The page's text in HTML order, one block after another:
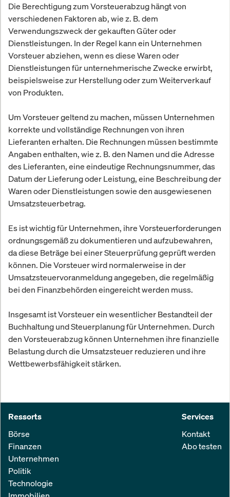
Die Berechtigung zum Vorsteuerabzug hängt von
verschiedenen Faktoren ab, wie z. B. dem
Verwendungszweck der gekauften Güter oder
Dienstleistungen. In der Regel kann ein Unternehmen
Vorsteuer abziehen, wenn es diese Waren oder
Dienstleistungen für unternehmerische Zwecke erwirbt,
beispielsweise zur Herstellung oder zum Weiterverkauf
von Produkten.
Um Vorsteuer geltend zu machen, müssen Unternehmen
korrekte und vollständige Rechnungen von ihren
Lieferanten erhalten. Die Rechnungen müssen bestimmte
Angaben enthalten, wie z. B. den Namen und die Adresse
des Lieferanten, eine eindeutige Rechnungsnummer, das
Datum der Lieferung oder Leistung, eine Beschreibung der
Waren oder Dienstleistungen sowie den ausgewiesenen
Umsatzsteuerbetrag.
Es ist wichtig für Unternehmen, ihre Vorsteuerforderungen
ordnungsgemäß zu dokumentieren und aufzubewahren,
da diese Beträge bei einer Steuerprüfung geprüft werden
können. Die Vorsteuer wird normalerweise in der
Umsatzsteuervoranmeldung angegeben, die regelmäßig
bei den Finanzbehörden eingereicht werden muss.
Insgesamt ist Vorsteuer ein wesentlicher Bestandteil der
Buchhaltung und Steuerplanung für Unternehmen. Durch
den Vorsteuerabzug können Unternehmen ihre finanzielle
Belastung durch die Umsatzsteuer reduzieren und ihre
Wettbewerbsfähigkeit stärken.
Ressorts
Börse
Finanzen
Unternehmen
Politik
Technologie
Services
Kontakt
Abo testen